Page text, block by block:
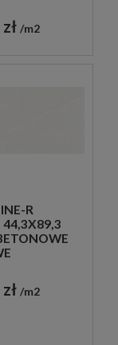
m2
R
44,3X89,3
m2